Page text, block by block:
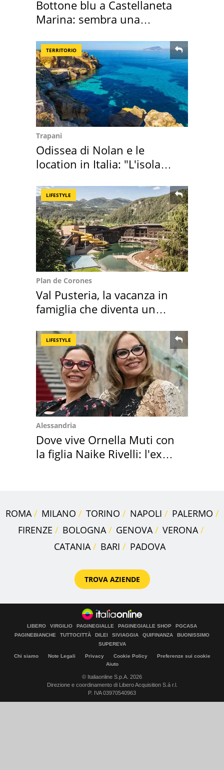
Bottone blu a Castellaneta
Marina: sembra una
TERRITORIO
Trapani
Odissea di Nolan e le
location in Italia: "L'isola
LIFESTYLE
Plan de Corones
Val Pusteria, la vacanza in
famiglia che diventa un
LIFESTYLE
Alessandria
Dove vive Ornella Muti con
la figlia Naike Rivelli: l'ex
ROMA MILANO TORINO NAPOLI
PALERMO
FIRENZE
BOLOGNA GENOVA
VERONA
CATANIA
BARI PADOVA
TROVA AZIENDE
LIBERO VIRGILIO PAGINEGIALLE PAGINEGIALLE SHOP
PGCASA
PAGINEBIANCHE
TUTTOCITTÀ DILEI SIVIAGGIA QUIFINANZA
BUONISSIMO
SUPEREVA
Chi siamo Note Legali Privacy Cookie Policy
Preferenze sui cookie
Aiuto
© Italiaonline S.p.A. 2026
Direzione e coordinamento di Libero Acquisition S.á r.l.
P. IVA 03970540963